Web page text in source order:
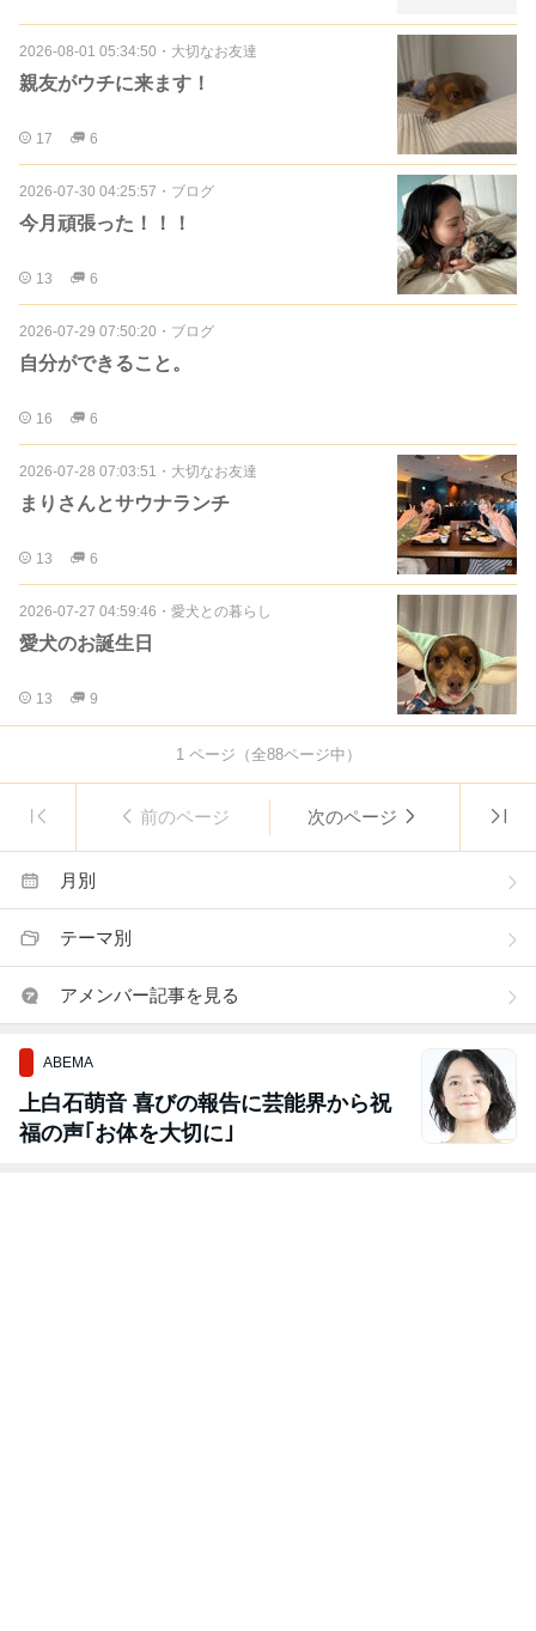
2026-08-01 05:34:50 ・ 大切なお友達
親友がウチに来ます！
17 6
2026-07-30 04:25:57 ・ ブログ
今月頑張った！！！
13 6
2026-07-29 07:50:20 ・ ブログ
自分ができること。
16 6
2026-07-28 07:03:51 ・ 大切なお友達
まりさんとサウナランチ
13 6
2026-07-27 04:59:46 ・ 愛犬との暮らし
愛犬のお誕生日
13 9
1ページ（全88ページ中）
前のページ 次のページ
月別
テーマ別
アメンバー記事を見る
ABEMA
上白石萌音 喜びの報告に芸能界から祝
福の声｢お体を大切に｣